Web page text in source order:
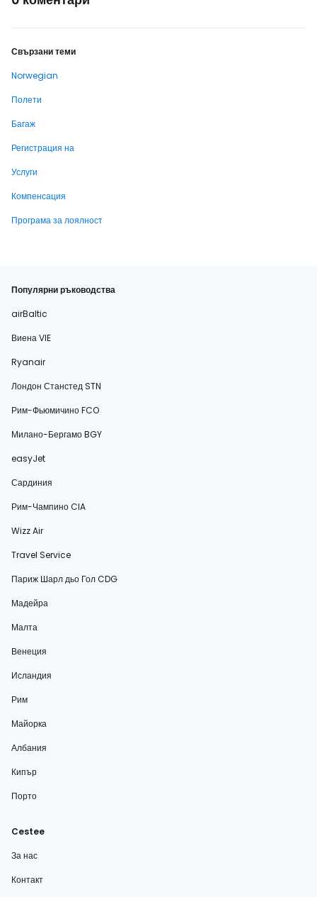
Свързани теми
Norwegian
Полети
Багаж
Регистрация на
Услуги
Компенсация
Програма за лоялност
Популярни ръководства
airBaltic
Виена VIE
Ryanair
Лондон Станстед STN
Рим-Фьюмичино FCO
Милано-Бергамо BGY
easyJet
Сардиния
Рим-Чампино CIA
Wizz Air
Travel Service
Париж Шарл дьо Гол CDG
Мадейра
Малта
Венеция
Исландия
Рим
Майорка
Албания
Кипър
Порто
Cestee
За нас
Контакт